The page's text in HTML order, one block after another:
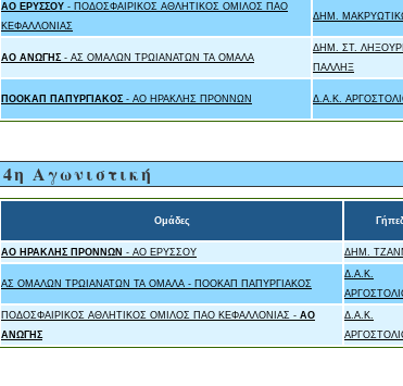
ΑΟ ΕΡΥΣΣΟΥ - ΠΟΔΟΣΦΑΙΡΙΚΟΣ ΑΘΛΗΤΙΚΟΣ ΟΜΙΛΟΣ ΠΑΟ
ΚΕΦΑΛΛΟΝΙΑΣ
ΔΗΜ.
ΑΟ ΑΝΩΓΗΣ- ΑΣ ΟΜΑΛΩΝ ΤΡΩΙΑΝΑΤΩΝ ΤΑ ΟΜΑΛΑ
ΔΗΜ. ΣΤ.
ΠΑΛΛΗΞ
ΠΟΟΚΑΠ ΠΑΠΥΡΓΙΑΚΟΣ - ΑΟ ΗΡΑΚΛΗΣ ΠΡΟΝΝΩΝ Δ.Α.Κ.
4η Αγωνιστική
Ομάδες
ΑΟ ΗΡΑΚΛΗΣ ΠΡΟΝΝΩΝ - ΑΟ ΕΡΥΣΣΟΥ ΔΗΜ.
ΑΣ ΟΜΑΛΩΝ ΤΡΩΙΑΝΑΤΩΝ ΤΑ ΟΜΑΛΑ - ΠΟΟΚΑΠ ΠΑΠΥΡΓΙΑΚΟΣ
Δ.Α.Κ.
ΠΟΔΟΣΦΑΙΡΙΚΟΣ ΑΘΛΗΤΙΚΟΣ ΟΜΙΛΟΣ ΠΑΟ ΚΕΦΑΛΛΟΝΙΑΣ - ΑΟ
ΑΝΩΓΗΣ
Δ.Α.Κ.